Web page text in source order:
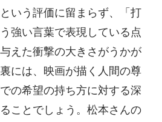
いう評価に留まらず、「打
強い言葉で表現している点
えた衝撃の大きさがうかが
には、映画が描く人間の尊
の希望の持ち方に対する深
ことでしょう。松本さんの